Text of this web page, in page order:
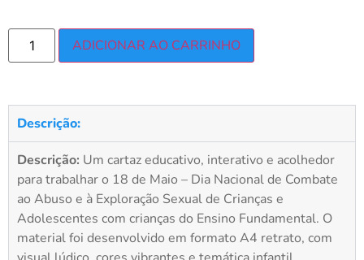
ADICIONAR AO CARRINHO
Descrição:
Descrição: Um cartaz educativo, interativo e acolhedor
para trabalhar o 18 de Maio – Dia Nacional de Combate
ao Abuso e à Exploração Sexual de Crianças e
Adolescentes com crianças do Ensino Fundamental. O
material foi desenvolvido em formato A4 retrato, com